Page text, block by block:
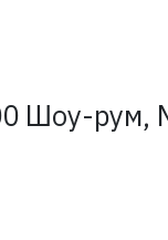
Шоу-рум,